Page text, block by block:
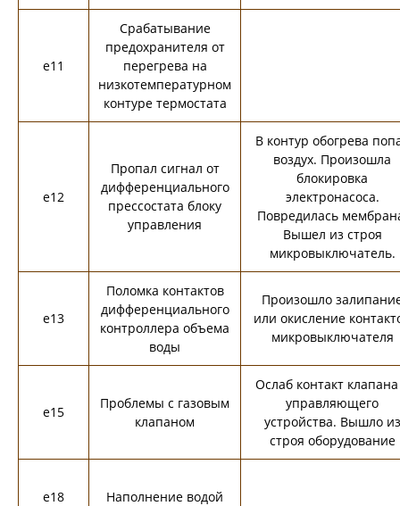
e11
Срабатывание
предохранителя от
перегрева на
низкотемпературном
контуре термостата
e12
Пропал сигнал от
дифференциального
прессостата блоку
управления
В контур обогрева
воздух. Произошла
блокировка
электронасоса.
Повредилась
Вышел из строя
микровыключатель.
e13
Поломка контактов
дифференциального
контроллера объема
воды
Произошло
или окисление
микровыключателя
e15
Проблемы с газовым
клапаном
Ослаб контакт
управляющего
устройства. Вышло из
строя оборудование
e18 Наполнение водой